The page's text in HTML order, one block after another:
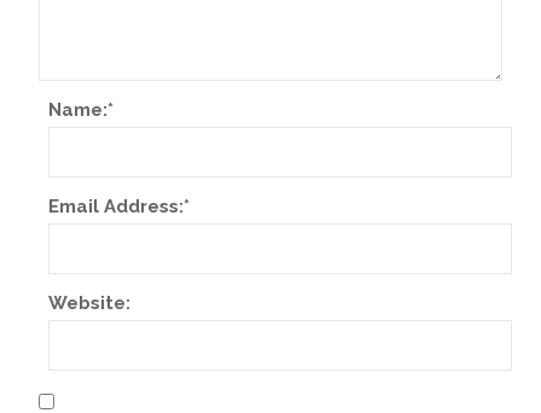
Name:*
Email Address:*
Website: